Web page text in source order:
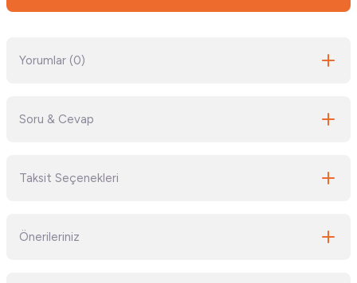
Yorumlar (0)
Soru & Cevap
Taksit Seçenekleri
Önerileriniz